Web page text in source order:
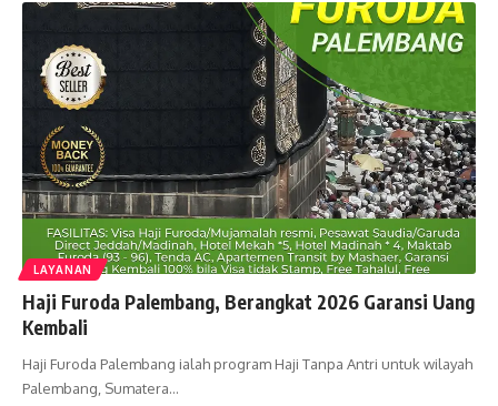
LAYANAN
Haji Furoda Palembang, Berangkat 2026 Garansi Uang
Kembali
Haji Furoda Palembang ialah program Haji Tanpa Antri untuk wilayah
Palembang, Sumatera…